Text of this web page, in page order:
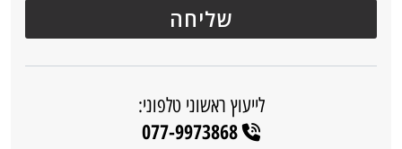
לייעוץ ראשוני טלפוני:
077-9973868